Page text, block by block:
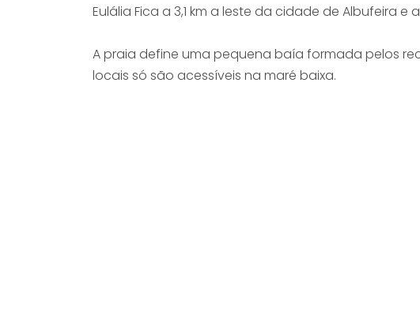
Eulália Fica a 3,1 km a leste da cidade de Albufeira e
A praia define uma pequena baía formada pelos
locais só são acessíveis na maré baixa.